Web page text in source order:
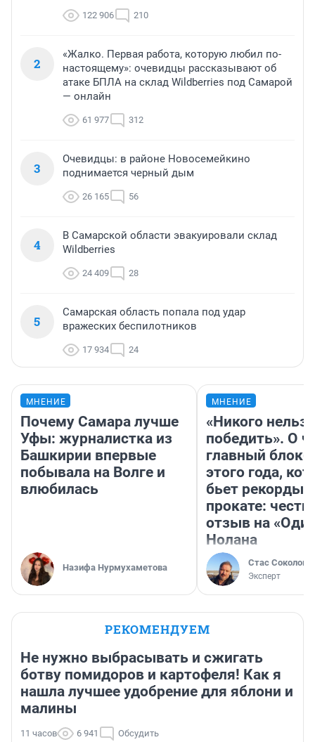
122 906 210
2
«Жалко. Первая работа, которую любил по-
настоящему»: очевидцы рассказывают об
атаке БПЛА на склад Wildberries под Самарой
— онлайн
61 977 312
3
Очевидцы: в районе Новосемейкино
поднимается черный дым
26 165 56
4
В Самарской области эвакуировали склад
Wildberries
24 409 28
5
Самарская область попала под удар
вражеских беспилотников
17 934 24
МНЕНИЕ
Почему Самара лучше
Уфы: журналистка из
Башкирии впервые
побывала на Волге и
влюбилась
Назифа Нурмухаметова
МНЕНИЕ
«Никого нельзя
победить». О
главный
этого года,
бьет рекорды в
прокате:
отзыв на
Нолана
Стас Соколов
Эксперт
РЕКОМЕНДУЕМ
Не нужно выбрасывать и сжигать
ботву помидоров и картофеля! Как я
нашла лучшее удобрение для яблони и
малины
11 часов 6 941 Обсудить